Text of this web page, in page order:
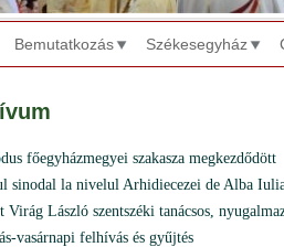
Bemutatkozás Székesegyház
főegyházmegyei szakasza megkezdődött
sinodal la nivelul Arhidiecezei de Alba
Virág László szentszéki tanácsos,
vasárnapi felhívás és gyűjtés